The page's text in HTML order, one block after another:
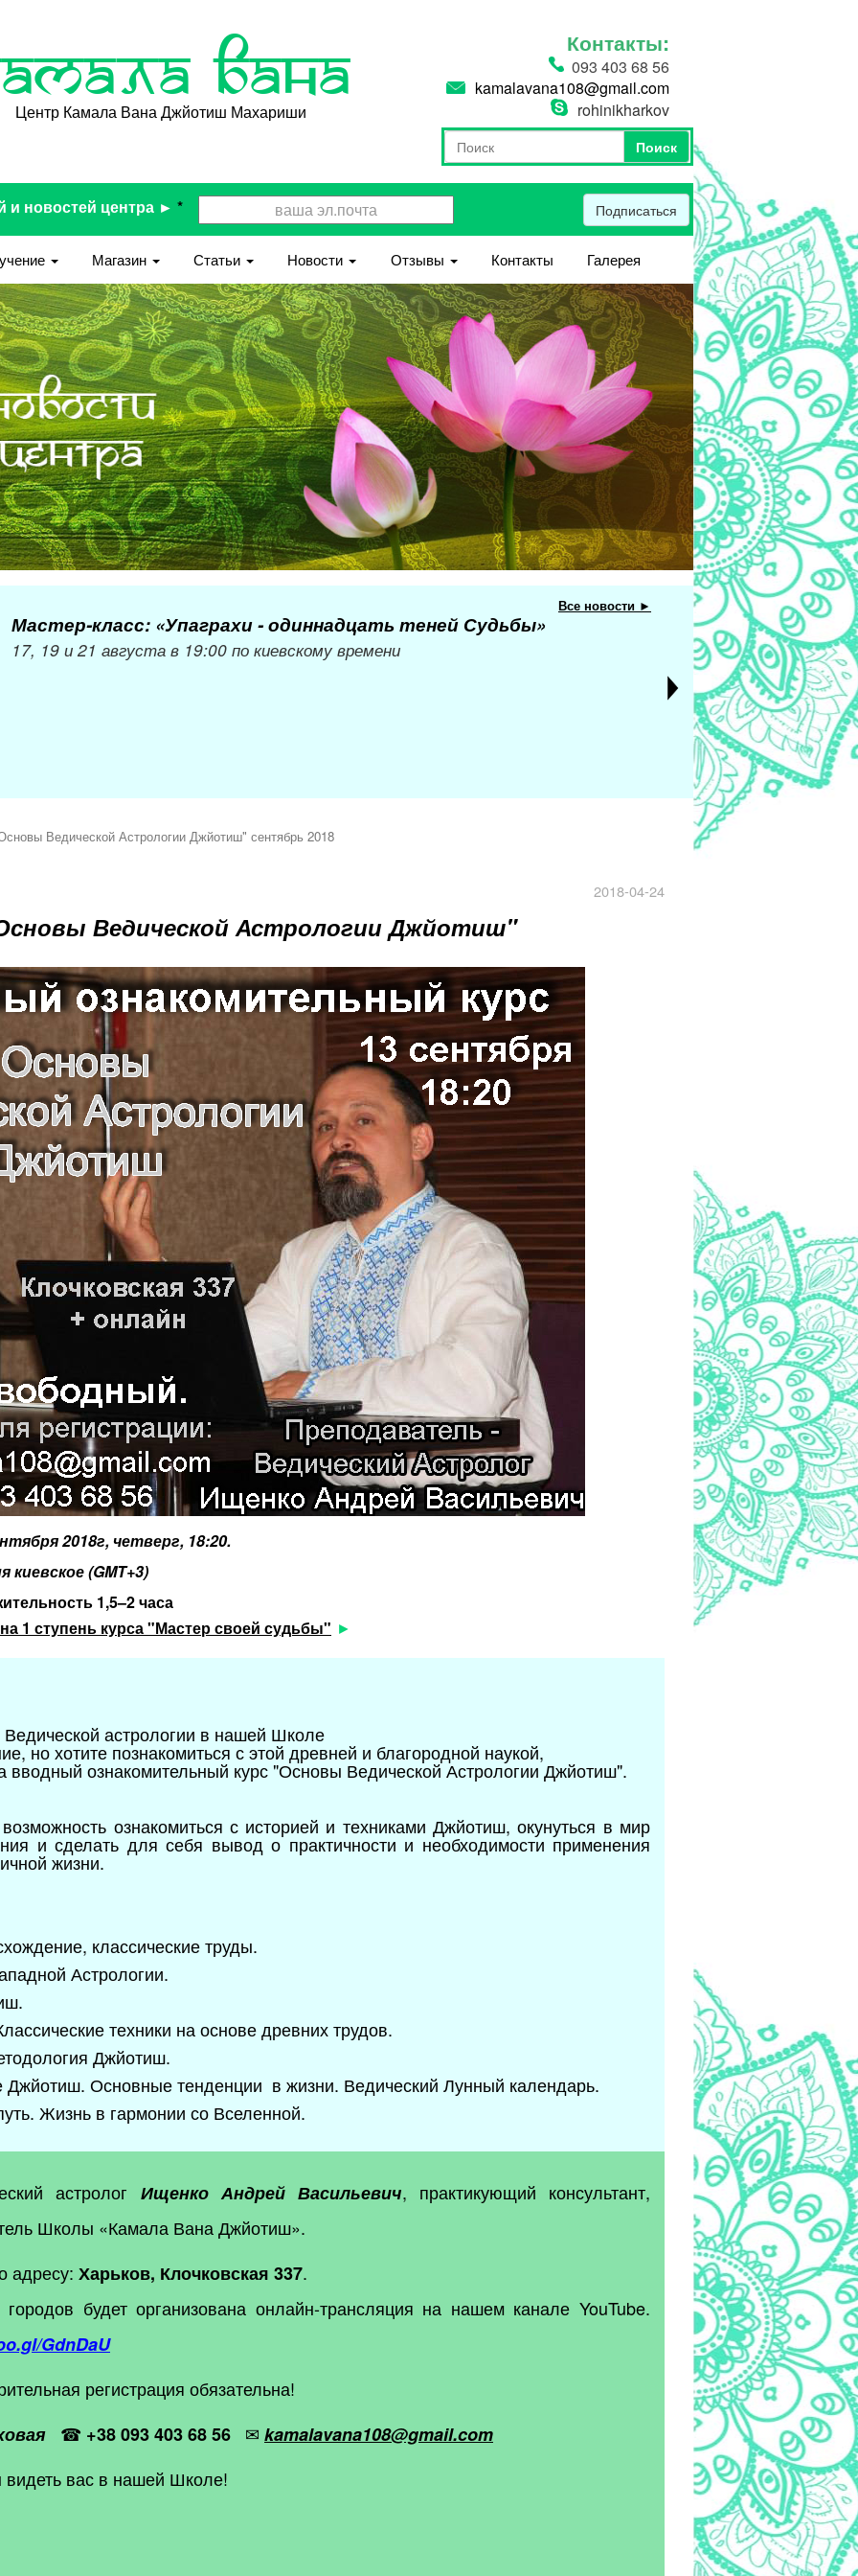
Вана
Центр Камала Вана Джйотиш Махариши
Контакты:
093 403 68 56
kamalavana108@gmail.com
rohinikharkov
Форма поиска
Поиск
Поиск
и новостей центра ► * Подписаться
Магазин Статьи Новости Отзывы Контакты Галерея
Все новости ►
Мастер-класс: «Упаграхи - одиннадцать теней Судьбы»
17, 19 и 21 августа в 19:00 по киевскому времени
Ведической Астрологии Джйотиш" сентябрь 2018
2018-04-24
Ведической Астрологии Джйотиш"
2018г, четверг, 18:20.
киевское (GMT+3)
1,5–2 часа
1 ступень курса "Мастер своей судьбы"
астрологии в нашей Школе
но хотите познакомиться с этой древней и благородной наукой,
ознакомительный курс "Основы Ведической Астрологии Джйотиш".
ознакомиться с историей и техниками Джйотиш, окунуться в мир
и сделать для себя вывод о практичности и необходимости применения
жизни.
классические труды.
Астрологии.
техники на основе древних трудов.
Джйотиш.
Основные тенденции в жизни. Ведический Лунный календарь.
Жизнь в гармонии со Вселенной.
астролог Ищенко Андрей Васильевич, практикующий консультант,
Школы «Камала Вана Джйотиш».
адресу: Харьков, Клочковская 337.
будет организована онлайн-трансляция на нашем канале YouTube.
GdnDaU
регистрация обязательна!
☎ +38 093 403 68 56 ✉ kamalavana108@gmail.com
вас в нашей Школе!